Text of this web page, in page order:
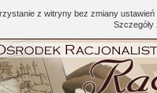
z witryny bez zmiany